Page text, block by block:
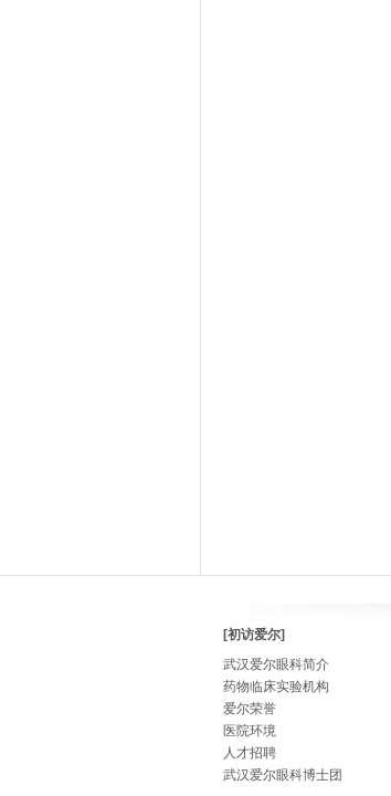
[初访爱尔]
武汉爱尔眼科简介
药物临床实验机构
爱尔荣誉
医院环境
人才招聘
武汉爱尔眼科博士团